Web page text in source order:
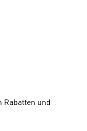
Rabatten und